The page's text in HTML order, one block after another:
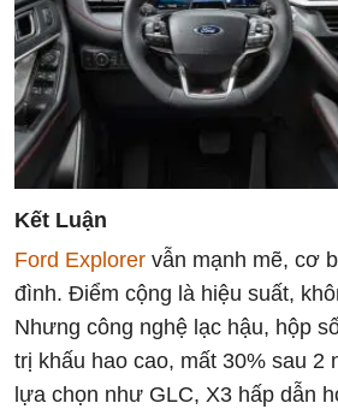
Kết Luận
Ford Explorer vẫn mạnh mẽ, cơ
đình. Điểm cộng là hiệu suất,
Nhưng công nghệ lạc hậu, hộp
trị khấu hao cao, mất 30% sau 2
lựa chọn như GLC, X3 hấp dẫn